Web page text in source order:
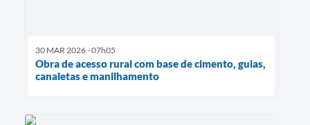
30 MAR 2026 - 07h05
Obra de acesso rural com base de cimento, guias,
canaletas e manilhamento